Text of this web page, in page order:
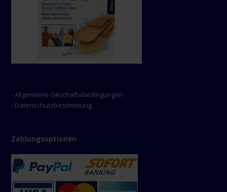
- Allgemeine Geschäftsbedingungen
- Datenschutzbestimmung
Zahlungsoptionen